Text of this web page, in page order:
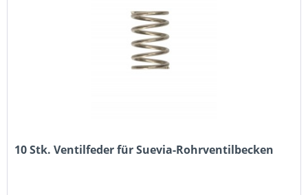
10 Stk. Ventilfeder für Suevia-Rohrventilbecken